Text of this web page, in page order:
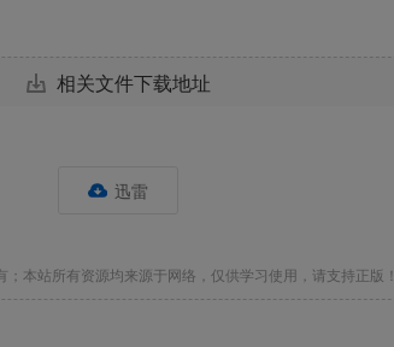
相关文件下载地址
迅雷
本站所有资源均来源于网络，仅供学习使用，请支持正版！